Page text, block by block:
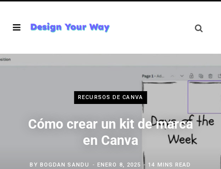
RECURSOS DE CANVA
Cómo crear un kit de marca
en Canva
BY BOGDAN SANDU ENERO 8, 2025 14 MINS READ